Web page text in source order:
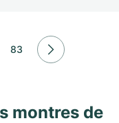
83
montres de